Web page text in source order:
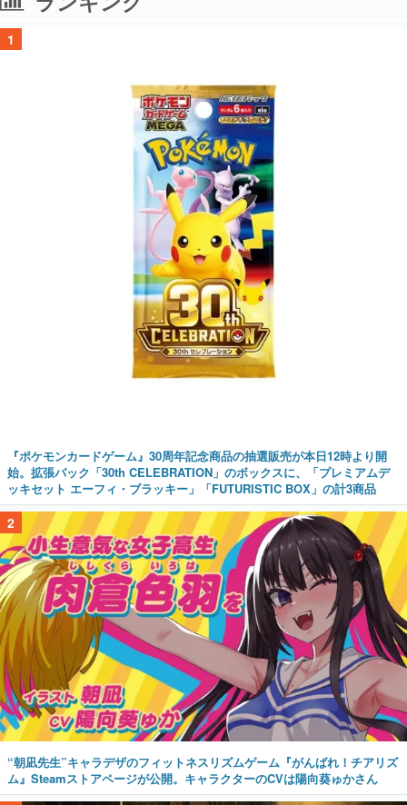
1
『ポケモンカードゲーム』30周年記念商品の抽選販売が本日12時より開
始。拡張パック「30th CELEBRATION」のボックスに、「プレミアムデ
ッキセット エーフィ・ブラッキー」「FUTURISTIC BOX」の計3商品
2
“朝凪先生”キャラデザのフィットネスリズムゲーム『がんばれ！チアリズ
ム』Steamストアページが公開。キャラクターのCVは陽向葵ゅかさん